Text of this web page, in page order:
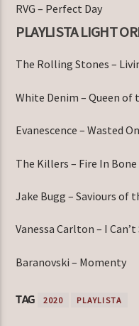
RVG – Perfect Day
PLAYLISTA LIGHT
The Rolling Stones –
White Denim – Queen of
Evanescence – Wasted
The Killers – Fire In Bone
Jake Bugg – Saviours of
Vanessa Carlton – I
Baranovski – Momenty
TAG 2020 PLAYLISTA